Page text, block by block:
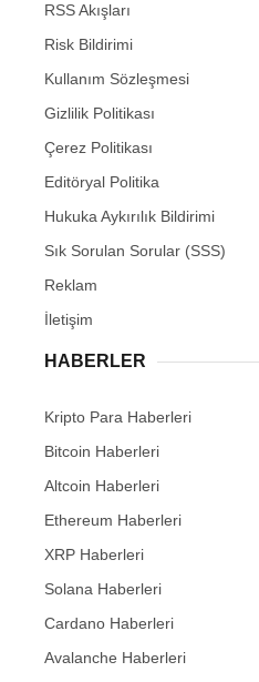
RSS Akışları
Risk Bildirimi
Kullanım Sözleşmesi
Gizlilik Politikası
Çerez Politikası
Editöryal Politika
Hukuka Aykırılık Bildirimi
Sık Sorulan Sorular (SSS)
Reklam
İletişim
HABERLER
Kripto Para Haberleri
Bitcoin Haberleri
Altcoin Haberleri
Ethereum Haberleri
XRP Haberleri
Solana Haberleri
Cardano Haberleri
Avalanche Haberleri